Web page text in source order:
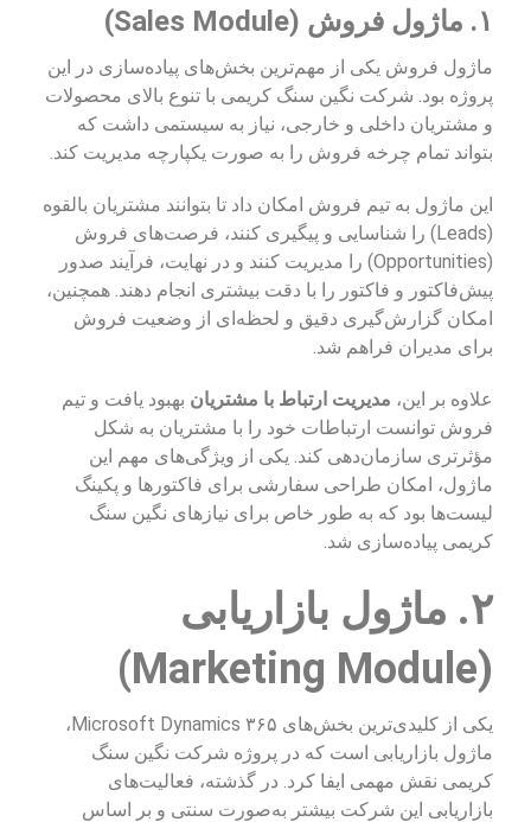
۱. ماژول فروش (Sales Module)
ماژول فروش یکی از مهم‌ترین بخش‌های پیاده‌سازی در این
پروژه بود. شرکت نگین سنگ کریمی با تنوع بالای محصولات
و مشتریان داخلی و خارجی، نیاز به سیستمی داشت که
بتواند تمام چرخه فروش را به صورت یکپارچه مدیریت کند.
این ماژول به تیم فروش امکان داد تا بتوانند مشتریان بالقوه
(Leads) را شناسایی و پیگیری کنند، فرصت‌های فروش
(Opportunities) را مدیریت کنند و در نهایت، فرآیند صدور
پیش‌فاکتور و فاکتور را با دقت بیشتری انجام دهند. همچنین،
امکان گزارش‌گیری دقیق و لحظه‌ای از وضعیت فروش
برای مدیران فراهم شد.
علاوه بر این، مدیریت ارتباط با مشتریان بهبود یافت و تیم
فروش توانست ارتباطات خود را با مشتریان به شکل
مؤثرتری سازمان‌دهی کند. یکی از ویژگی‌های مهم این
ماژول، امکان طراحی سفارشی برای فاکتورها و پکینگ
لیست‌ها بود که به طور خاص برای نیازهای نگین سنگ
کریمی پیاده‌سازی شد.
۲. ماژول بازاریابی
(Marketing Module)
یکی از کلیدی‌ترین بخش‌های Microsoft Dynamics ۳۶۵،
ماژول بازاریابی است که در پروژه شرکت نگین سنگ
کریمی نقش مهمی ایفا کرد. در گذشته، فعالیت‌های
بازاریابی این شرکت بیشتر به‌صورت سنتی و بر اساس